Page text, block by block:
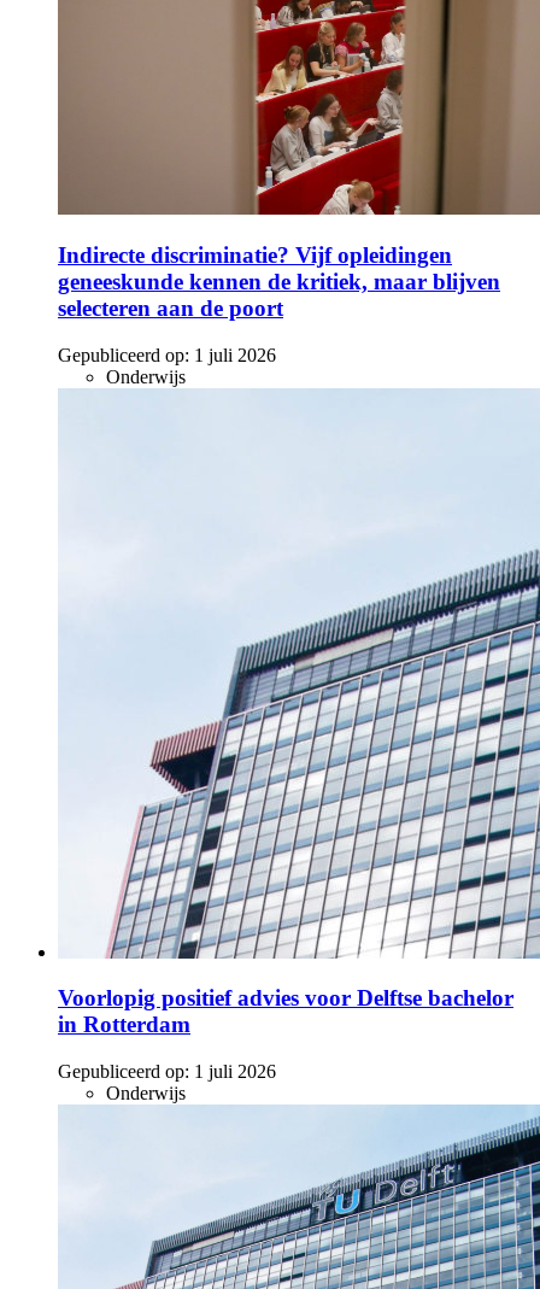
Indirecte discriminatie? Vijf opleidingen
geneeskunde kennen de kritiek, maar blijven
selecteren aan de poort
Gepubliceerd op: 1 juli 2026
Onderwijs
Voorlopig positief advies voor Delftse bachelor
in Rotterdam
Gepubliceerd op: 1 juli 2026
Onderwijs